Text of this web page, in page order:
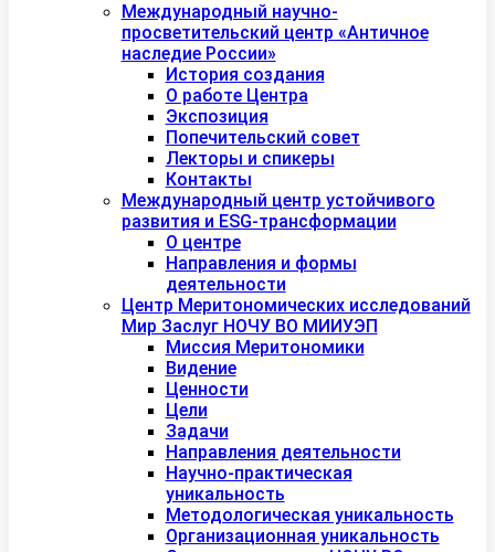
Международный научно-
просветительский центр «Античное
наследие России»
История создания
О работе Центра
Экспозиция
Попечительский совет
Лекторы и спикеры
Контакты
Международный центр устойчивого
развития и ESG-трансформации
О центре
Направления и формы
деятельности
Центр Меритономических исследований
Мир Заслуг НОЧУ ВО МИИУЭП
Миссия Меритономики
Видение
Ценности
Цели
Задачи
Направления деятельности
Научно-практическая
уникальность
Методологическая уникальность
Организационная уникальность